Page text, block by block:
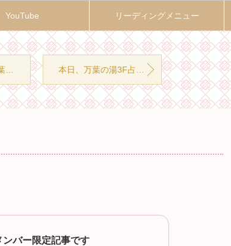
☆
ンバー限定記事です
YouTube リーディングメニュー